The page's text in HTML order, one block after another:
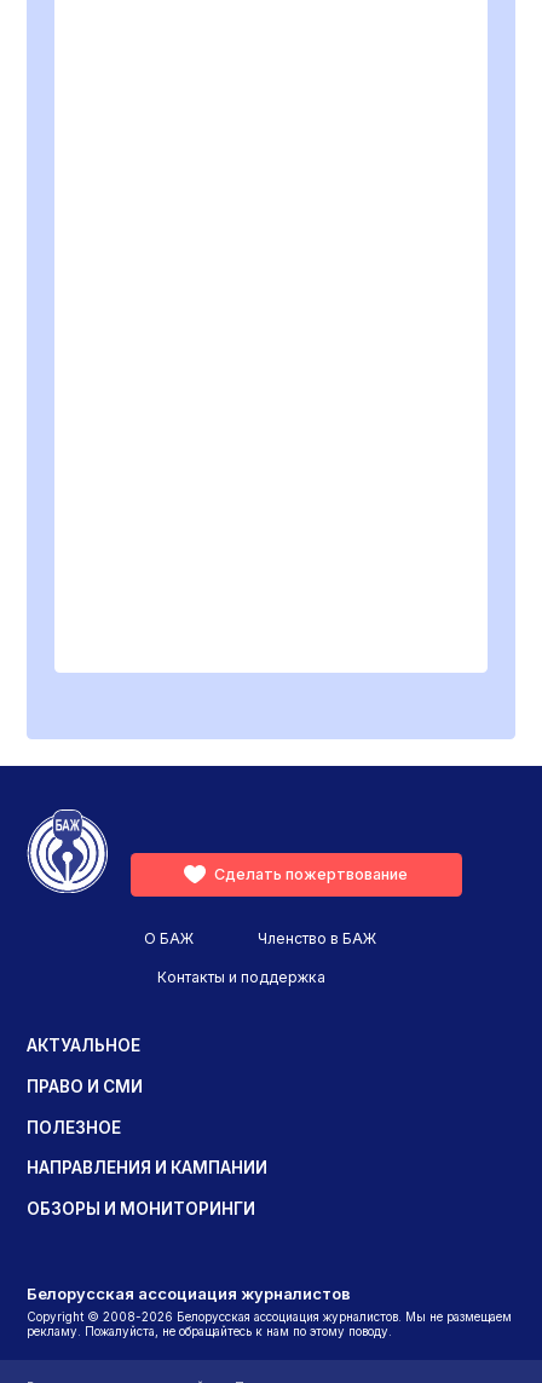
Сделать пожертвование
О БАЖ Членство в БАЖ
Контакты и поддержка
АКТУАЛЬНОЕ
ПРАВО И СМИ
ПОЛЕЗНОЕ
НАПРАВЛЕНИЯ И КАМПАНИИ
ОБЗОРЫ И МОНИТОРИНГИ
Белорусская ассоциация журналистов
Copyright © 2008-2026 Белорусская ассоциация журналистов. Мы не размещаем
рекламу. Пожалуйста, не обращайтесь к нам по этому поводу.